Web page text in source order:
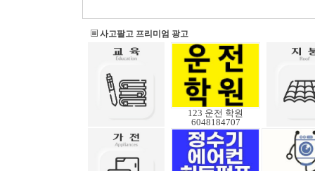
사고팔고 프리미엄 광고
123 운전 학원
6048184707